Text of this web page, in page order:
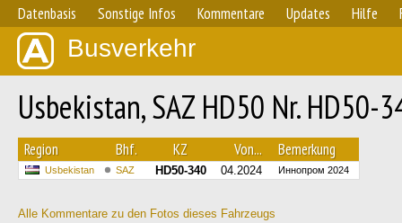
Datenbasis Sonstige Infos Kommentare Updates Hilfe
Busverkehr
Usbekistan, SAZ HD50 Nr. HD50-
Region Bhf. KZ Von... Bemerkung
Usbekistan SAZ HD50-340 04.2024 Иннопром 2024
Alle Kommentare zu den Fotos dieses Fahrzeugs